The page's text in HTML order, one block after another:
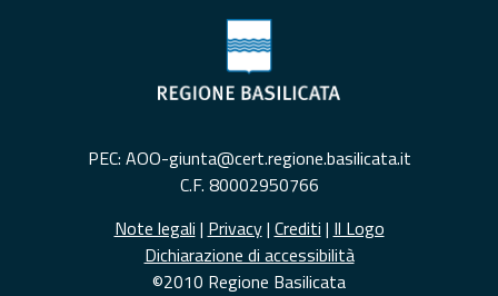
PEC: AOO-giunta@cert.regione.basilicata.it
C.F. 80002950766
Note legali | Privacy| Crediti | Il Logo
Dichiarazione di accessibilità
©2010 Regione Basilicata